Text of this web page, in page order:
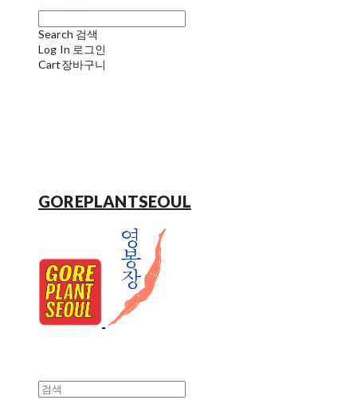
Search 검색
Log In 로그인
Cart장바구니
GOREPLANTSEOUL